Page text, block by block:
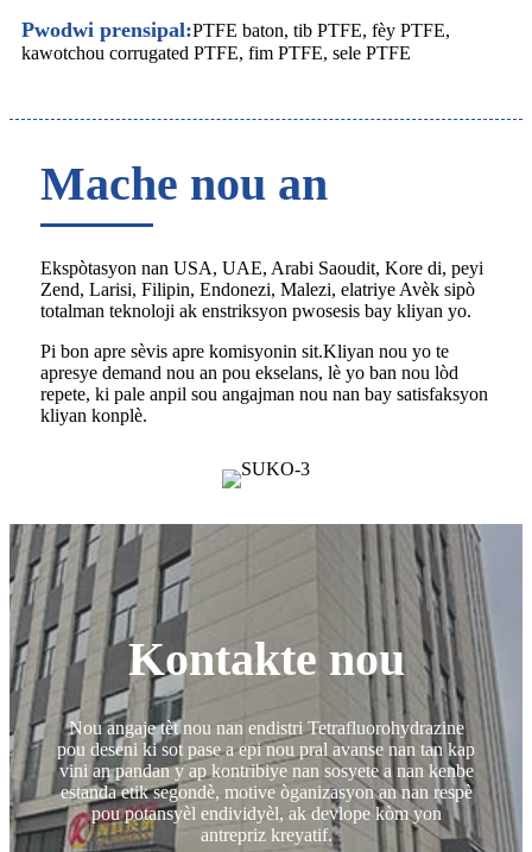
Pwodwi prensipal:PTFE baton, tib PTFE, fèy PTFE,
kawotchou corrugated PTFE, fim PTFE, sele PTFE
Mache nou an
Ekspòtasyon nan USA, UAE, Arabi Saoudit, Kore di, peyi
Zend, Larisi, Filipin, Endonezi, Malezi, elatriye Avèk sipò
totalman teknoloji ak enstriksyon pwosesis bay kliyan yo.
Pi bon apre sèvis apre komisyonin sit.Kliyan nou yo te
apresye demand nou an pou ekselans, lè yo ban nou lòd
repete, ki pale anpil sou angajman nou nan bay satisfaksyon
kliyan konplè.
Kontakte nou
Nou angaje tèt nou nan endistri Tetrafluorohydrazine
pou deseni ki sot pase a epi nou pral avanse nan tan kap
vini an pandan y ap kontribiye nan sosyete a nan kenbe
estanda etik segondè, motive òganizasyon an nan respè
pou potansyèl endividyèl, ak devlope kòm yon
antrepriz kreyatif.